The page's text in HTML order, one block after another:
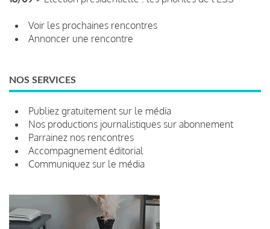
Voir les prochaines rencontres
Annoncer une rencontre
NOS SERVICES
Publiez gratuitement sur le média
Nos productions journalistiques sur abonnement
Parrainez nos rencontres
Accompagnement éditorial
Communiquez sur le média